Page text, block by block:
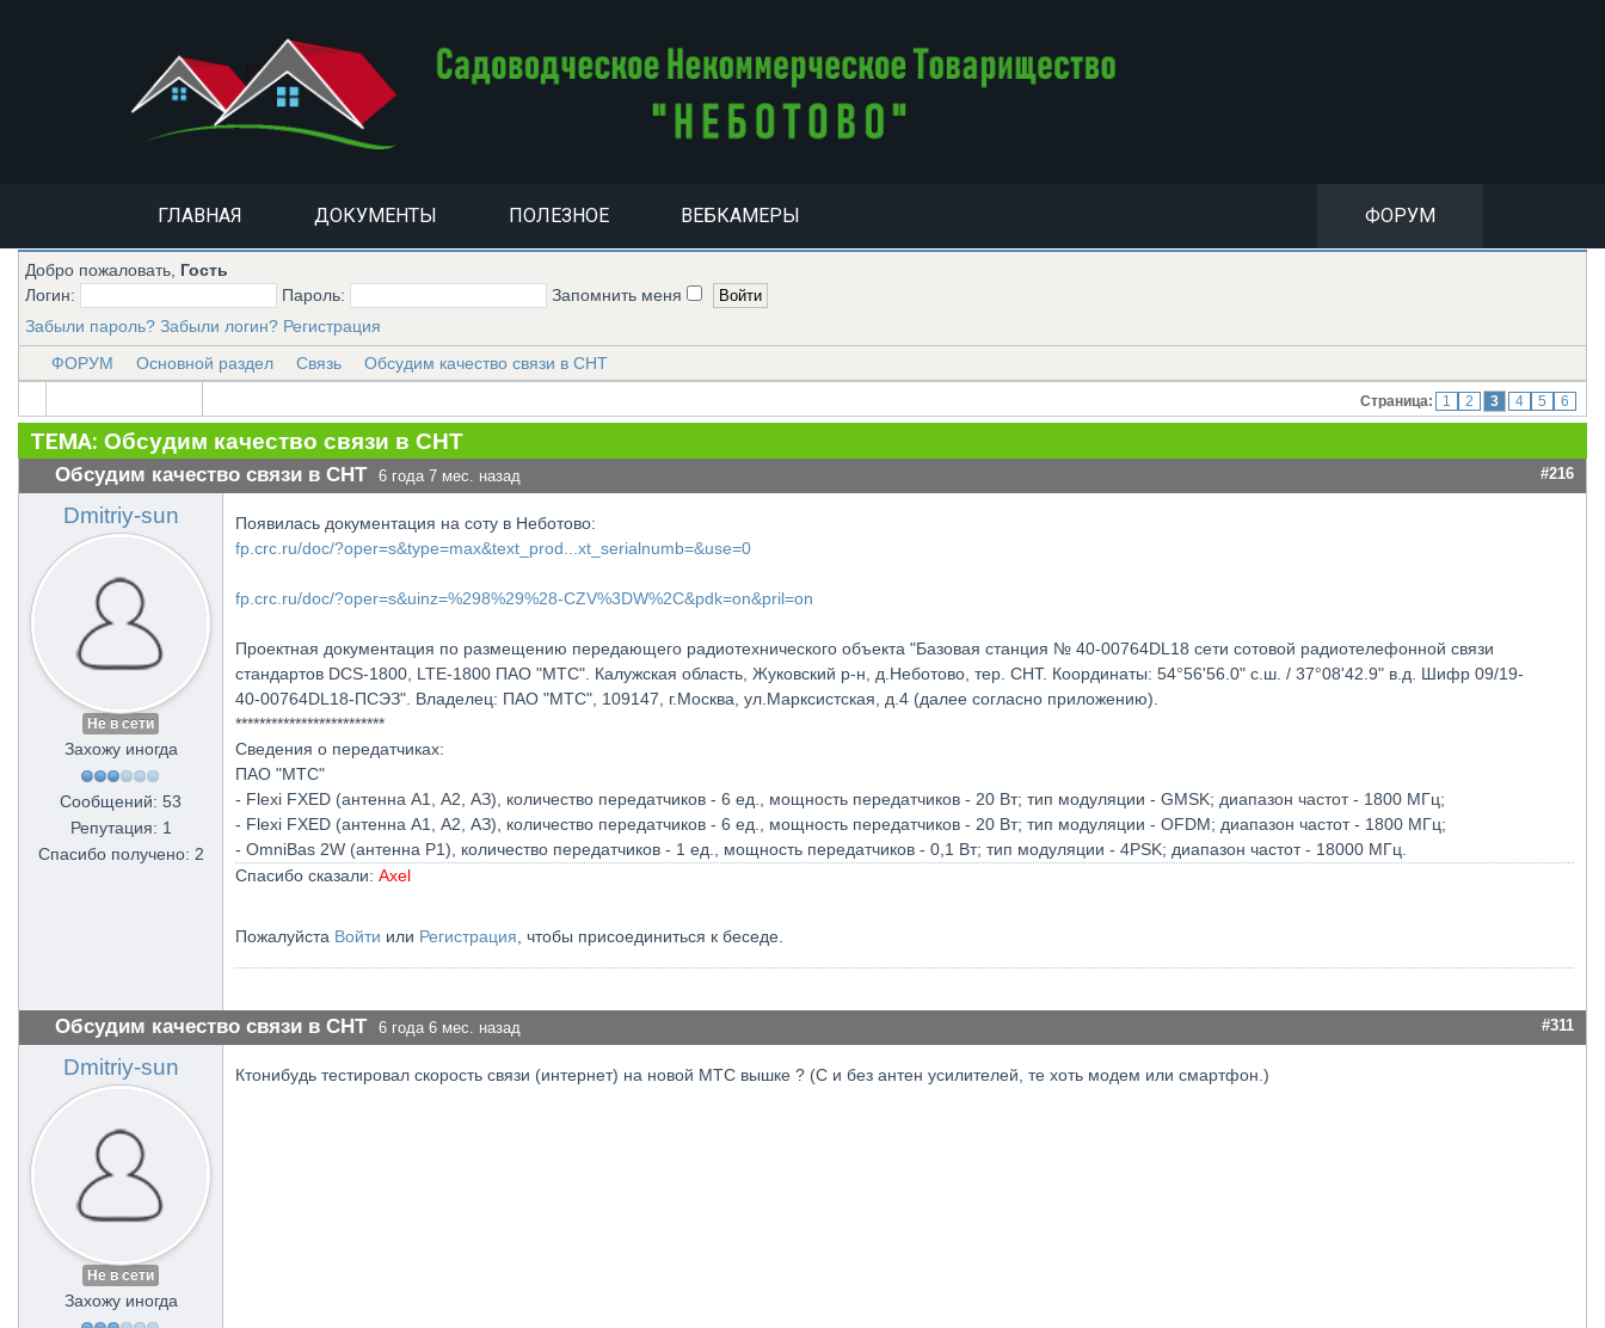
ГЛАВНАЯ ДОКУМЕНТЫ ПОЛЕЗНОЕ ВЕБКАМЕРЫ ФОРУМ
Добро пожаловать, Гость
Логин:
Пароль:
Запомнить меня
Забыли пароль? Забыли логин? Регистрация
ФОРУМ
Основной раздел Связь Обсудим качество связи в СНТ
Страница: 1 2 3 4 5 6
ТЕМА: Обсудим качество связи в СНТ
Обсудим качество связи в СНТ 6 года 7 мес. назад #216
Dmitriy-sun
Не в сети
Захожу иногда
Сообщений: 53
Репутация: 1
Спасибо получено: 2
Появилась документация на соту в Неботово:
fp.crc.ru/doc/?oper=s&type=max&text_prod...xt_serialnumb=&use=0
fp.crc.ru/doc/?oper=s&uinz=%298%29%28-CZV%3DW%2C&pdk=on&pril=on
Проектная документация по размещению передающего радиотехнического объекта "Базовая станция № 40-00764DL18 сети сотовой радиотелефонной связи
стандартов DCS-1800, LTE-1800 ПАО "МТС". Калужская область, Жуковский р-н, д.Неботово, тер. СНТ. Координаты: 54°56'56.0" с.ш. / 37°08'42.9" в.д. Шифр 09/19-
40-00764DL18-ПСЭЗ". Владелец: ПАО "МТС", 109147, г.Москва, ул.Марксистская, д.4 (далее согласно приложению).
*************************
Сведения о передатчиках:
ПАО "МТС"
- Flexi FXED (антенна A1, А2, АЗ), количество передатчиков - 6 ед., мощность передатчиков - 20 Вт; тип модуляции - GMSK; диапазон частот - 1800 МГц;
- Flexi FXED (антенна A1, А2, АЗ), количество передатчиков - 6 ед., мощность передатчиков - 20 Вт; тип модуляции - OFDM; диапазон частот - 1800 МГц;
- OmniBas 2W (антенна Р1), количество передатчиков - 1 ед., мощность передатчиков - 0,1 Вт; тип модуляции - 4PSK; диапазон частот - 18000 МГц.
Спасибо сказали: Axel
Пожалуйста Войти или Регистрация , чтобы присоединиться к беседе.
Обсудим качество связи в СНТ 6 года 6 мес. назад #311
Dmitriy-sun
Не в сети
Захожу иногда
Ктонибудь тестировал скорость связи (интернет) на новой МТС вышке ? (С и без антен усилителей, те хоть модем или смартфон.)